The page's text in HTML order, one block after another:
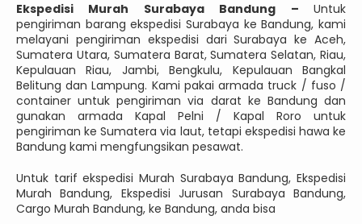
Ekspedisi Murah Surabaya Bandung – Untuk
pengiriman barang ekspedisi Surabaya ke Bandung, kami
melayani pengiriman ekspedisi dari Surabaya ke Aceh,
Sumatera Utara, Sumatera Barat, Sumatera Selatan, Riau,
Kepulauan Riau, Jambi, Bengkulu, Kepulauan Bangkal
Belitung dan Lampung. Kami pakai armada truck / fuso /
container untuk pengiriman via darat ke Bandung dan
gunakan armada Kapal Pelni / Kapal Roro untuk
pengiriman ke Sumatera via laut, tetapi ekspedisi hawa ke
Bandung kami mengfungsikan pesawat.
Untuk tarif ekspedisi Murah Surabaya Bandung, Ekspedisi
Murah Bandung, Ekspedisi Jurusan Surabaya Bandung,
Cargo Murah Bandung, ke Bandung, anda bisa